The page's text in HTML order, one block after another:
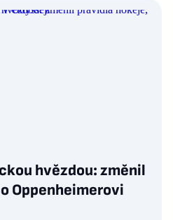
hvězdou: změnil
Oppenheimerovi